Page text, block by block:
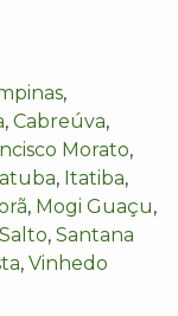
,
, Cabreúva,
Morato,
, Itatiba,
, Mogi Guaçu,
Salto, Santana
, Vinhedo